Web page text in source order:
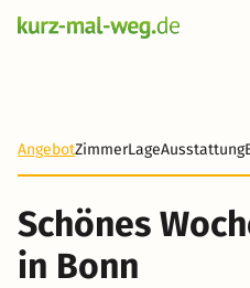
AngebotZimmerLageAusstattung
Schönes
in Bonn